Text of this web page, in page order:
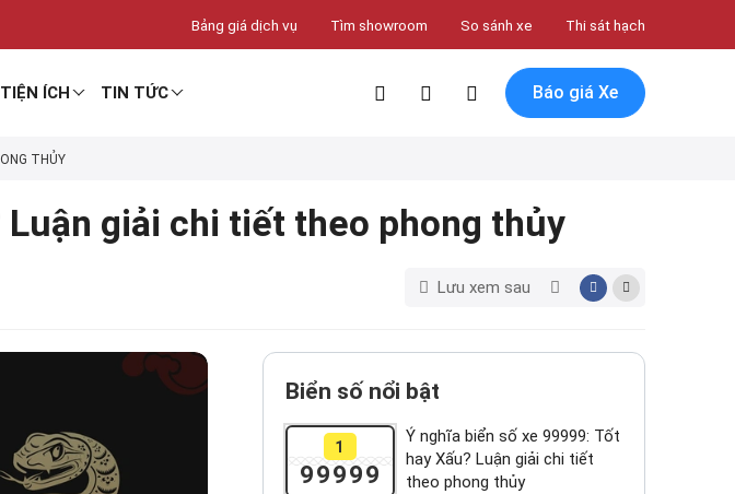
Bảng giá dịch vụ Tìm showroom So sánh xe Thi sát hạch
TIỆN ÍCH TIN TỨC Báo giá Xe
THỦY
Luận giải chi tiết theo phong thủy
Lưu xem sau
Biển số nổi bật
1
99999
Ý nghĩa biển số xe 99999: Tốt
hay Xấu? Luận giải chi tiết
theo phong thủy